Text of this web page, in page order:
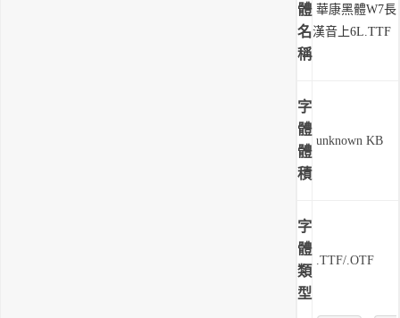
體
名
稱
華康黑體W7長
漢音上6L.TTF
字
體
體
積
unknown KB
字
體
類
型
.TTF/.OTF